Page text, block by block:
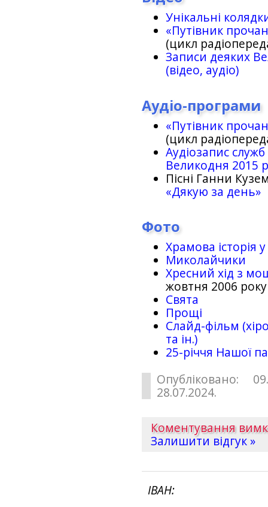
Унікальні
«Путівник
(цикл
Записи деяких
(відео, аудіо)
Аудіо-програми
«Путівник
(цикл
Аудіозапис
Великодня 2015
Пісні Ганни
«Дякую за день»
Фото
Храмова історія
Миколайчики
Хресний хід з
жовтня 2006 року
Свята
Прощі
Слайд-фільм
та ін.)
25-рiччя Нашої
Опубліковано:
28.07.2024.
Коментування
Залишити відгук »
ІВАН